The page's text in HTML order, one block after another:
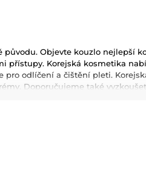
Objevte kouzlo nejlepší
Korejská kosmetika
pro odlíčení a čištění pleti.
Doporučujeme také
čaj, aloe vera a kyselina